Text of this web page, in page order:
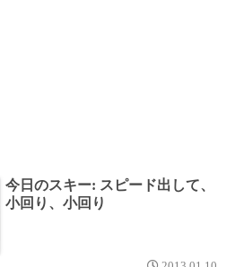
今日のスキー: スピード出して、
小回り、小回り